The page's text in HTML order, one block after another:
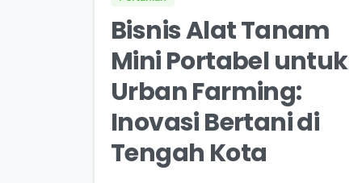
Bisnis Alat Tanam
Mini Portabel untuk
Urban Farming:
Inovasi Bertani di
Tengah Kota